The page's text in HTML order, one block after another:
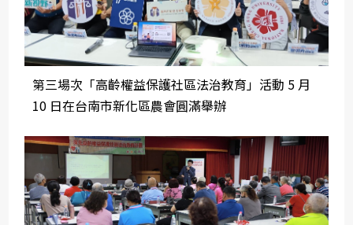
第三場次「高齡權益保護社區法治教育」活動 5 月
10 日在台南市新化區農會圓滿舉辦